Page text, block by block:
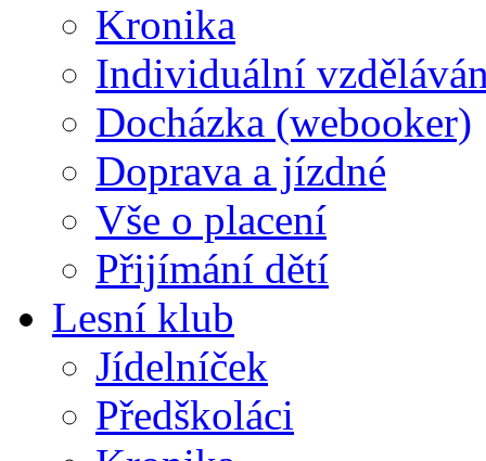
Kronika
Individuální
Docházka (webooker)
Doprava a jízdné
Vše o placení
Přijímání dětí
Lesní klub
Jídelníček
Předškoláci